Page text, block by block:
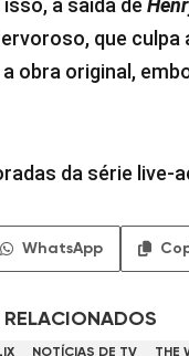
a saída de
que
obra original,
da série live-
WhatsApp
NOTÍCIAS DE TV THE